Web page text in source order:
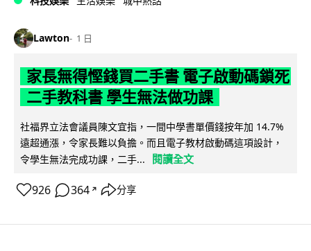
Lawton 1 日
家長無得慳錢買二手書 電子啟動碼鎖死
二手教科書 學生無法做功課
社福界立法會議員陳文宜指，一間中學書單價錢按年加 14.7%
遠超通漲，令家長難以負擔。而且電子教材啟動碼這項設計，
令學生無法完成功課，二手...
閱讀全文
926 364 ↗ 分享